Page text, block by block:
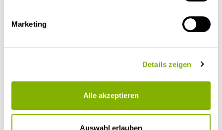
Marketing
Details zeigen
Alle akzeptieren
Auswahl erlauben